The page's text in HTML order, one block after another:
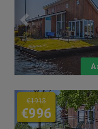
Previous
€1913
€996